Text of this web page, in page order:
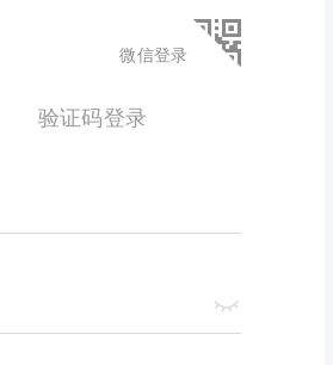
微信登录
验证码登录